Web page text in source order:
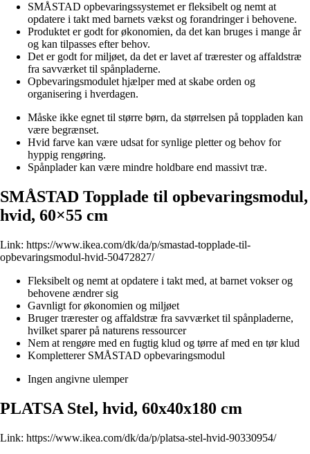
SMÅSTAD opbevaringssystemet er fleksibelt og nemt at
opdatere i takt med barnets vækst og forandringer i behovene.
Produktet er godt for økonomien, da det kan bruges i mange år
og kan tilpasses efter behov.
Det er godt for miljøet, da det er lavet af trærester og affaldstræ
fra savværket til spånpladerne.
Opbevaringsmodulet hjælper med at skabe orden og
organisering i hverdagen.
Måske ikke egnet til større børn, da størrelsen på toppladen kan
være begrænset.
Hvid farve kan være udsat for synlige pletter og behov for
hyppig rengøring.
Spånplader kan være mindre holdbare end massivt træ.
SMÅSTAD Topplade til opbevaringsmodul,
hvid, 60×55 cm
Link: https://www.ikea.com/dk/da/p/smastad-topplade-til-
opbevaringsmodul-hvid-50472827/
Fleksibelt og nemt at opdatere i takt med, at barnet vokser og
behovene ændrer sig
Gavnligt for økonomien og miljøet
Bruger trærester og affaldstræ fra savværket til spånpladerne,
hvilket sparer på naturens ressourcer
Nem at rengøre med en fugtig klud og tørre af med en tør klud
Kompletterer SMÅSTAD opbevaringsmodul
Ingen angivne ulemper
PLATSA Stel, hvid, 60x40x180 cm
Link: https://www.ikea.com/dk/da/p/platsa-stel-hvid-90330954/